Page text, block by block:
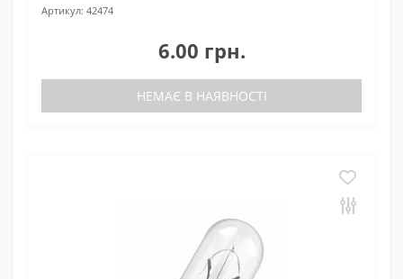
Артикул: 42474
6.00 грн.
НЕМАЄ В НАЯВНОСТІ